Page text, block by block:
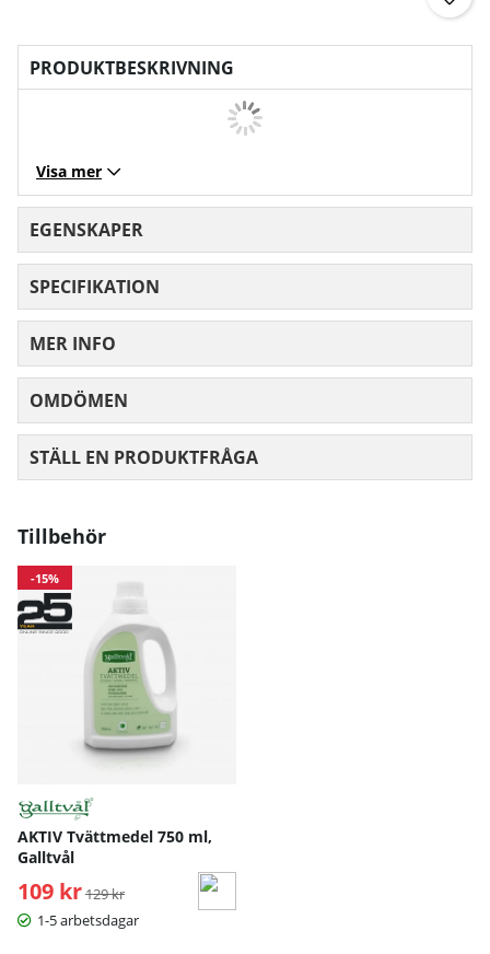
PRODUKTBESKRIVNING
Visa mer
EGENSKAPER
SPECIFIKATION
MER INFO
OMDÖMEN
STÄLL EN PRODUKTFRÅGA
Tillbehör
-15%
AKTIV Tvättmedel 750 ml,
Galltvål
109 kr Ordinarie pris:
129 kr
1-5 arbetsdagar